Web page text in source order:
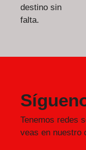
destino sin
falta.
Tenemos redes
veas en nuestro